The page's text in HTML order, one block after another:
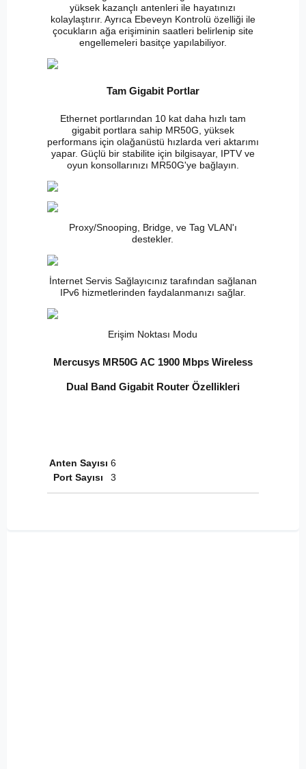
yüksek kazançlı antenleri ile hayatınızı
kolaylaştırır. Ayrıca Ebeveyn Kontrolü özelliği ile
çocukların ağa erişiminin saatleri belirlenip site
engellemeleri basitçe yapılabiliyor.
Tam Gigabit Portlar
Ethernet portlarından 10 kat daha hızlı tam
gigabit portlara sahip MR50G, yüksek
performans için olağanüstü hızlarda veri aktarımı
yapar. Güçlü bir stabilite için bilgisayar, IPTV ve
oyun konsollarınızı MR50G'ye bağlayın.
Proxy/Snooping, Bridge, ve Tag VLAN'ı
destekler.
İnternet Servis Sağlayıcınız tarafından sağlanan
IPv6 hizmetlerinden faydalanmanızı sağlar.
Erişim Noktası Modu
Mercusys MR50G AC 1900 Mbps Wireless
Dual Band Gigabit Router Özellikleri
Anten Sayısı 6
Port Sayısı
3